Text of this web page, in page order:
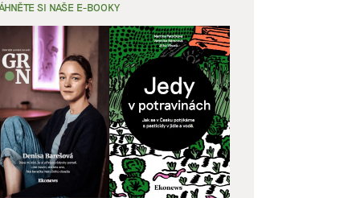
SI NAŠE E-BOOKY